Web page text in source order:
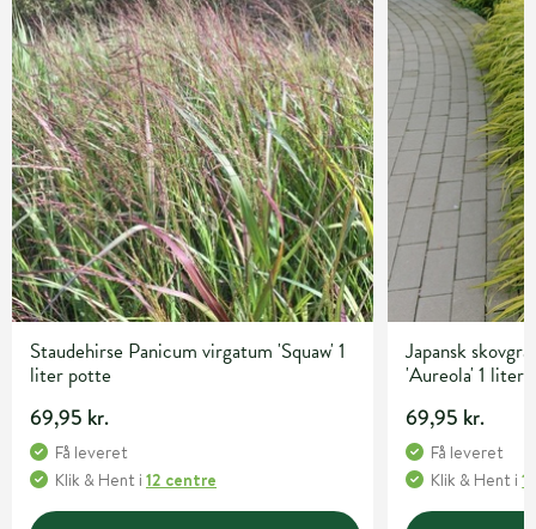
Staudehirse Panicum virgatum 'Squaw' 1
liter potte
69,95 kr.
Få leveret
Klik & Hent i 12 centre
Japansk
'Aureola' 1 liter
69,95 kr.
Få leveret
Klik & Hent i